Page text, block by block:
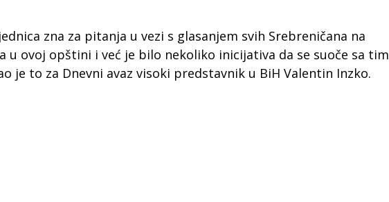
zna za pitanja u vezi s glasanjem svih Srebreničana na
u ovoj opštini i već je bilo nekoliko inicijativa da se suoče sa tim
je to za Dnevni avaz visoki predstavnik u BiH Valentin Inzko.